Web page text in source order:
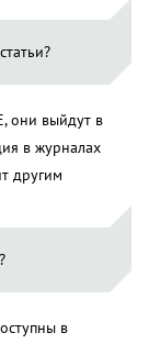
они выйдут в
в журналах
другим
в